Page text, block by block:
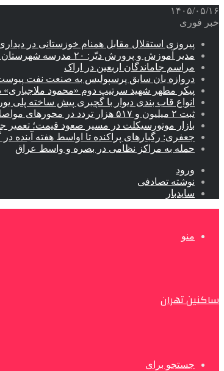
۱۴۰۵/۰۵/۱۶
خبر فوری
پیروزی استقلال مقابل همنام خوزستانی در
مدیر آموزش و پرورش دیّر: ۲۰ مدرسه شهرستان دوشیفته است
مراسم جاماندگان اربعین در اراک
دروازه بان سابق پرسپولیس به صنعت نفت
پیکر مطهر شهید سرتیپ دوم «محمود ملاجباری»
انواع قاب بندی دیوار با گچبری پیش ساخته
ثبت ۲ میلیون و ۵۱۷ هزار تردد در محورهای مواصلاتی همدان در ایام اربعین
بازار موتورسیکلت در مسیر صعود قیمت؛ تعمیر
جعفری: رگبارهای پراکنده تا اواسط هفته آینده در
حمله به مراکز نظامی در بصره و واسط عراق
ورود
نوشته تصادفی
سایدبار
منو
ساکنین تهران
جستجو برای